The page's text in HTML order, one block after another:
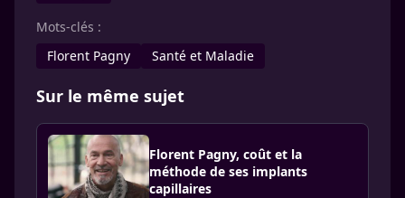
Mots-clés :
Florent Pagny
Santé et Maladie
Sur le même sujet
Florent Pagny, coût et la
méthode de ses implants
capillaires